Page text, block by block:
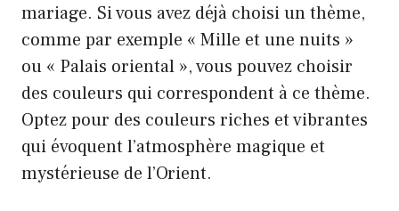
mariage. Si vous avez déjà choisi un thème,
comme par exemple « Mille et une nuits »
ou « Palais oriental », vous pouvez choisir
des couleurs qui correspondent à ce thème.
Optez pour des couleurs riches et vibrantes
qui évoquent l’atmosphère magique et
mystérieuse de l’Orient.